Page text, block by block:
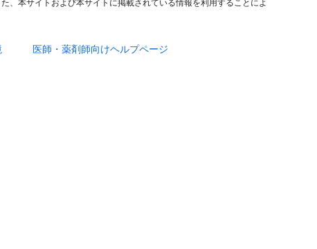
、本サイトおよび本サイトに掲載されている情報を利用することによ
医師・薬剤師向けヘルプページ